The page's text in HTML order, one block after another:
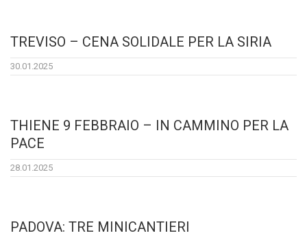
TREVISO – CENA SOLIDALE PER LA SIRIA
30.01.2025
THIENE 9 FEBBRAIO – IN CAMMINO PER LA
PACE
28.01.2025
PADOVA: TRE MINICANTIERI